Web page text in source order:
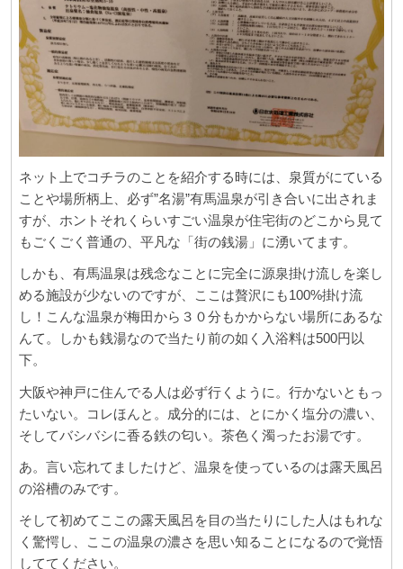
ネット上でコチラのことを紹介する時には、泉質がにている
ことや場所柄上、必ず”名湯”有馬温泉が引き合いに出されま
すが、ホントそれくらいすごい温泉が住宅街のどこから見て
もごくごく普通の、平凡な「街の銭湯」に湧いてます。
しかも、有馬温泉は残念なことに完全に源泉掛け流しを楽し
める施設が少ないのですが、ここは贅沢にも100%掛け流
し！こんな温泉が梅田から３０分もかからない場所にあるな
んて。しかも銭湯なので当たり前の如く入浴料は500円以
下。
大阪や神戸に住んでる人は必ず行くように。行かないともっ
たいない。コレほんと。成分的には、とにかく塩分の濃い、
そしてバシバシに香る鉄の匂い。茶色く濁ったお湯です。
あ。言い忘れてましたけど、温泉を使っているのは露天風呂
の浴槽のみです。
そして初めてここの露天風呂を目の当たりにした人はもれな
く驚愕し、ここの温泉の濃さを思い知ることになるので覚悟
しててください。